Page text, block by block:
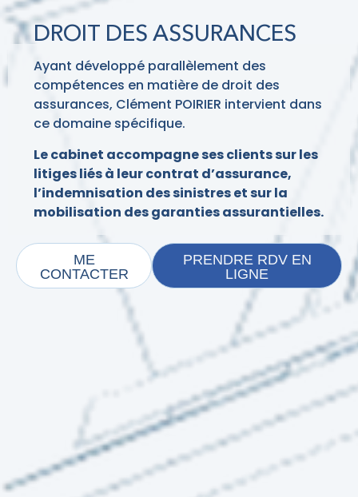
DROIT DES ASSURANCES
Ayant développé parallèlement des
compétences en matière de droit des
assurances, Clément POIRIER intervient dans
ce domaine spécifique.
Le cabinet accompagne ses clients sur les
litiges liés à leur contrat d’assurance,
l’indemnisation des sinistres et sur la
mobilisation des garanties assurantielles.
ME
CONTACTER
PRENDRE RDV EN
LIGNE